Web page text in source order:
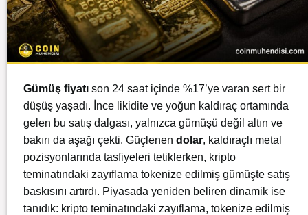
Gümüş fiyatı son 24 saat içinde %17’ye varan sert bir
düşüş yaşadı. İnce likidite ve yoğun kaldıraç ortamında
gelen bu satış dalgası, yalnızca gümüşü değil altın ve
bakırı da aşağı çekti. Güçlenen dolar, kaldıraçlı metal
pozisyonlarında tasfiyeleri tetiklerken, kripto
teminatındaki zayıflama tokenize edilmiş gümüşte satış
baskısını artırdı. Piyasada yeniden beliren dinamik ise
tanıdık: kripto teminatındaki zayıflama, tokenize edilmiş